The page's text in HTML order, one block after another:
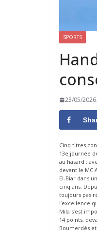
SPORTS
23/05/2026
Cinq titres
13e journée
au hasard :
devant le MC
El-Biar dans
cinq ans.
toujours pas
l’excellence
Mila s’est
14 points,
Boumerdès